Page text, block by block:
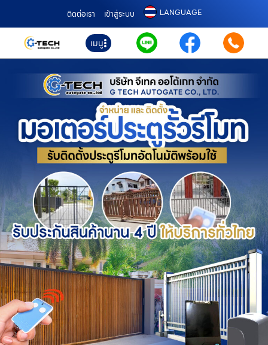
ติดต่อเรา เข้าสู่ระบบ LANGUAGE
เมนู